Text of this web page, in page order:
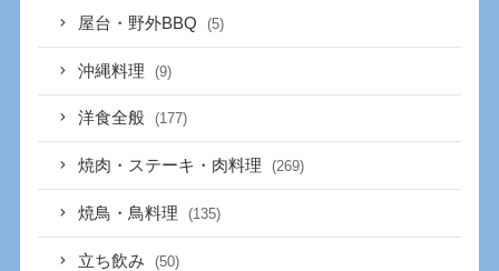
屋台・野外BBQ (5)
沖縄料理 (9)
洋食全般 (177)
焼肉・ステーキ・肉料理 (269)
焼鳥・鳥料理 (135)
立ち飲み (50)